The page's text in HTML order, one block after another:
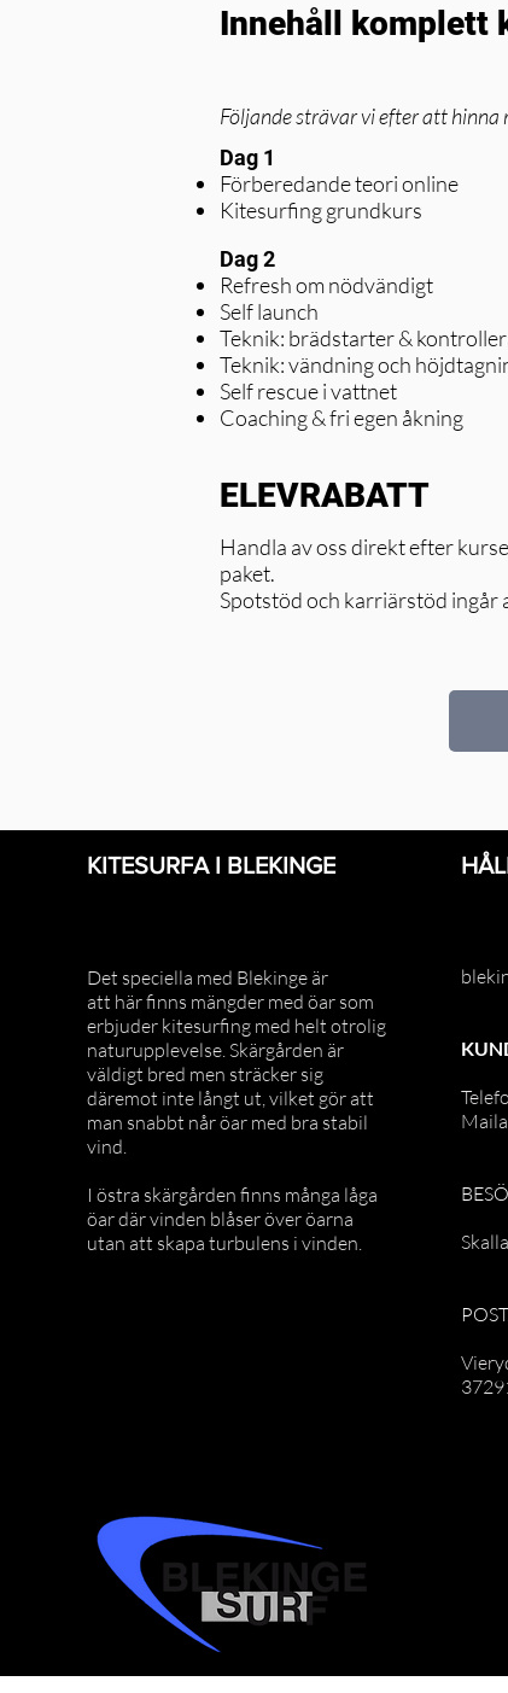
Innehåll
Följande strävar vi efter att hinna
Dag 1
Förberedande teori online
Kitesurfing grundkurs
Dag 2
Refresh om nödvändigt
Self launch
Teknik: brädstarter &
Teknik: vändning och
Self rescue i vattnet
Coaching & fri egen åkning
ELEVRABATT
Handla av oss direkt efter
paket.
Spotstöd och karriärstöd ingår
KITESURFA I BLEKINGE
Det speciella med Blekinge är
att här finns mängder med öar som
erbjuder kitesurfing med helt otrolig
naturupplevelse. Skärgården är
väldigt bred men sträcker sig
däremot inte långt ut, vilket gör att
man snabbt når öar med bra stabil
vind.
I östra skärgården finns många låga
öar där vinden blåser över öarna
utan att skapa turbulens i vinden.